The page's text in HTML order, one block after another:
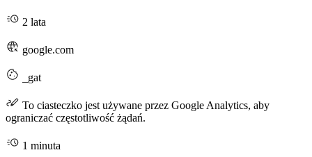
2 lata
google.com
_gat
To ciasteczko jest używane przez Google Analytics, aby
ograniczać częstotliwość żądań.
1 minuta